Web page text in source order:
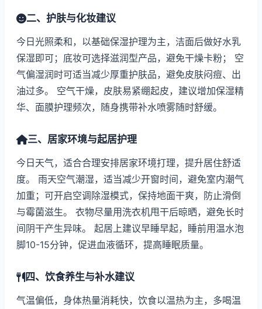
二、护肤与化妆建议
今日光照柔和，以基础保湿护理为主，洁面后做好水乳
保湿即可；底妆可选择滋润型产品，避免干燥卡粉； 空
气偏湿润时可适当减少厚重护肤品，避免皮肤闷痘、出
油过多。 空气干燥，皮肤易紧绷起皮，建议增加保湿精
华、面膜护理频次，随身携带补水喷雾随时舒缓。
三、居家环境与起居护理
今日天气，适合合理安排居家环境打理，提升居住舒适
度。 雨天空气潮湿，适当减少开窗时间，避免室内潮气
加重；可开启空调除湿模式，保持地面干爽，防止滑倒
与霉菌滋生。 衣物尽量用洗衣机甩干后晾晒，避免长时
间阴干产生异味。 起居上建议早睡早起，睡前用温水泡
脚10-15分钟，促进血液循环，提高睡眠质量。
四、饮食养生与补水建议
气温偏低，身体热量消耗快，饮食以温热为主，多喝温